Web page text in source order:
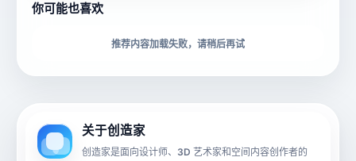
材质贴图
你可能也喜欢
推荐内容加载失败，请稍后再试
关于创造家
创造家是面向设计师、3D 艺术家和空间内容创作者的